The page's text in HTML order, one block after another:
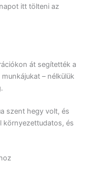
itt tölteni az
át segítették a
– nélkülük
szent hegy volt, és
környezettudatos, és